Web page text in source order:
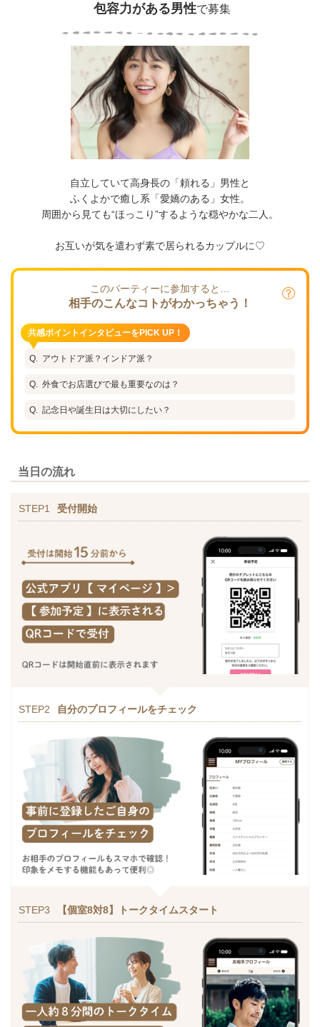
包容力がある男性で募集
自立していて高身長の「頼れる」男性と
ふくよかで癒し系「愛嬌のある」女性。
周囲から見ても“ほっこり”するような穏やかな二人。
お互いが気を遣わず素で居られるカップルに♡
このパーティーに参加すると…
相手のこんなコトがわかっちゃう！
共感ポイントインタビューをPICK UP！
アウトドア派？インドア派？
外食でお店選びで最も重要なのは？
記念日や誕生日は大切にしたい？
当日の流れ
STEP1 受付開始
STEP2 自分のプロフィールをチェック
STEP3 【個室8対8】トークタイムスタート